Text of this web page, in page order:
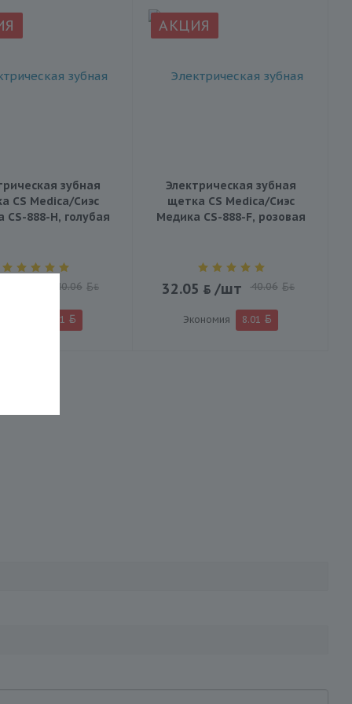
зубная
CS Medica/Сиэс
CS-888-H, голубая
40.06 BYN
8.01
АКЦИЯ
Электрическая зубная
щетка CS Medica/Сиэс
Медика CS-888-F, розовая
32.05 /шт 40.06 BYN
Экономия 8.01